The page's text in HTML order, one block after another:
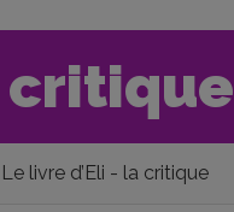
critique
Le livre d’Eli - la critique